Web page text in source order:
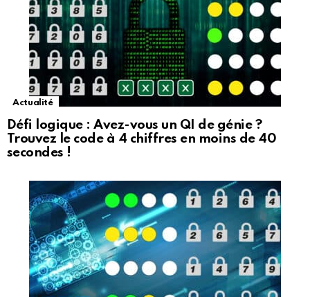
Actualité
Défi logique : Avez-vous un QI de génie ?
Trouvez le code à 4 chiffres en moins de 40
secondes !